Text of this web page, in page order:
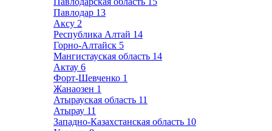
Павлодар 13
Аксу 2
Республика Алтай 14
Горно-Алтайск 5
Мангистауская область 14
Актау 6
Форт-Шевченко 1
Жанаозен 1
Атырауская область 11
Атырау 11
Западно-Казахстанская область 10